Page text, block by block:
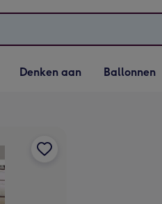
Vervolgkeuzelijst
Denken aan openen
Denken aan
Vervolgkeuzelijst
Ballonnen openen
Ballonnen